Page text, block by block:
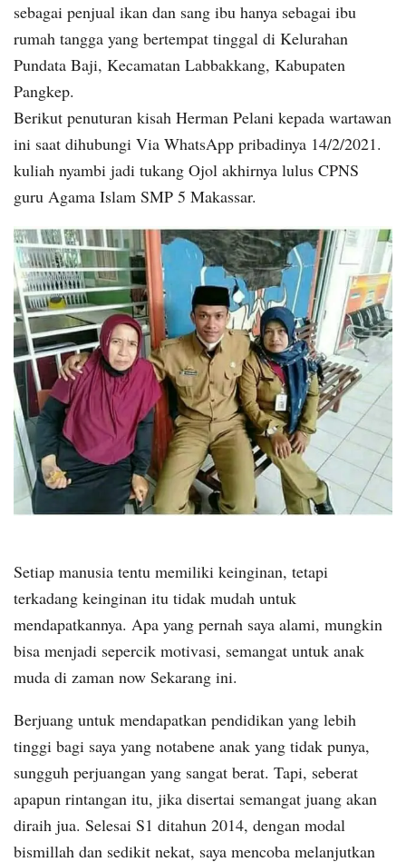
sebagai penjual ikan dan sang ibu hanya sebagai ibu
rumah tangga yang bertempat tinggal di Kelurahan
Pundata Baji, Kecamatan Labbakkang, Kabupaten
Pangkep.
Berikut penuturan kisah Herman Pelani kepada wartawan
ini saat dihubungi Via WhatsApp pribadinya 14/2/2021.
kuliah nyambi jadi tukang Ojol akhirnya lulus CPNS
guru Agama Islam SMP 5 Makassar.
Setiap manusia tentu memiliki keinginan, tetapi
terkadang keinginan itu tidak mudah untuk
mendapatkannya. Apa yang pernah saya alami, mungkin
bisa menjadi sepercik motivasi, semangat untuk anak
muda di zaman now Sekarang ini.
Berjuang untuk mendapatkan pendidikan yang lebih
tinggi bagi saya yang notabene anak yang tidak punya,
sungguh perjuangan yang sangat berat. Tapi, seberat
apapun rintangan itu, jika disertai semangat juang akan
diraih jua. Selesai S1 ditahun 2014, dengan modal
bismillah dan sedikit nekat, saya mencoba melanjutkan